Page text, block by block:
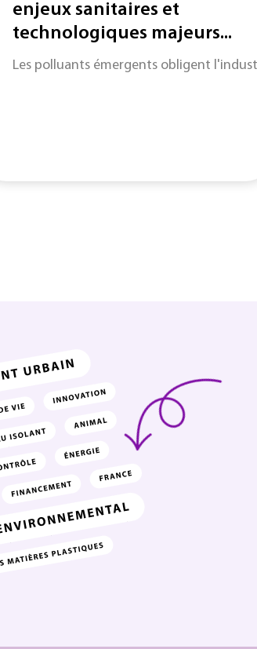
enjeux sanitaires et
technologiques majeurs...
Les polluants émergents obligent